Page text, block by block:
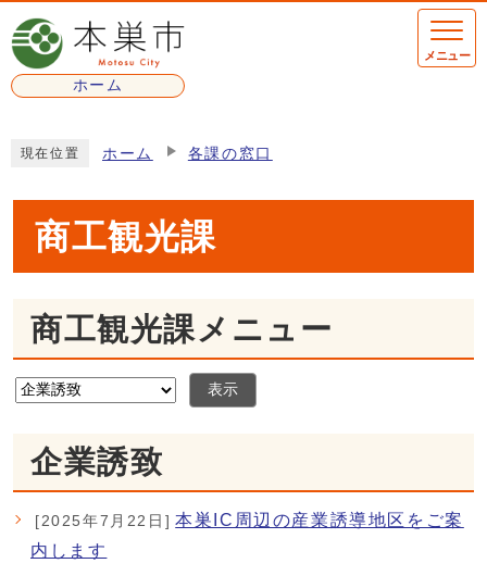
ページの先頭です
ホーム
メニュー
現在位置 ホーム 各課の窓口
商工観光課
商工観光課メニュー
表示
企業誘致
[2025年7月22日] 本巣IC周辺の産業誘導地区をご案
内します